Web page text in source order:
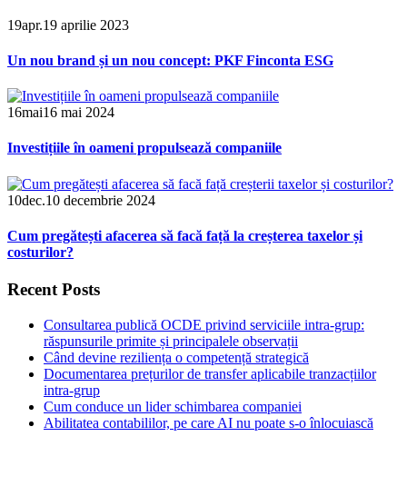
19apr.19 aprilie 2023
Un nou brand și un nou concept: PKF Finconta ESG
16mai16 mai 2024
Investițiile în oameni propulsează companiile
10dec.10 decembrie 2024
Cum pregătești afacerea să facă față la creșterea taxelor și
costurilor?
Recent Posts
Consultarea publică OCDE privind serviciile intra-grup:
răspunsurile primite și principalele observații
Când devine reziliența o competență strategică
Documentarea prețurilor de transfer aplicabile tranzacțiilor
intra-grup
Cum conduce un lider schimbarea companiei
Abilitatea contabililor, pe care AI nu poate s-o înlocuiască